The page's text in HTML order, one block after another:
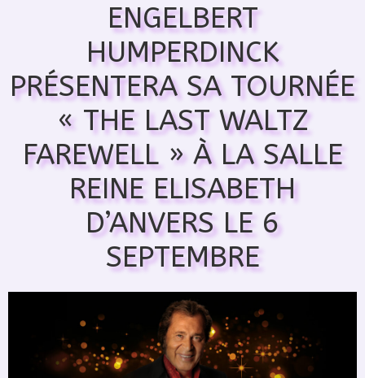
ENGELBERT
HUMPERDINCK
PRÉSENTERA SA TOURNÉE
« THE LAST WALTZ
FAREWELL » À LA SALLE
REINE ELISABETH
D’ANVERS LE 6
SEPTEMBRE